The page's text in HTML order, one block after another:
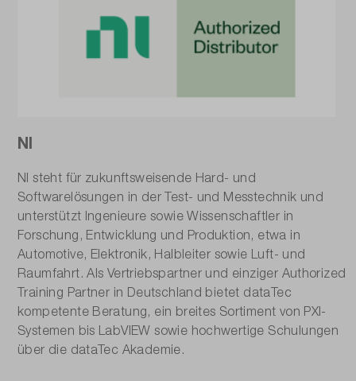
NI
NI steht für zukunftsweisende Hard- und
Softwarelösungen in der Test- und Messtechnik und
unterstützt Ingenieure sowie Wissenschaftler in
Forschung, Entwicklung und Produktion, etwa in
Automotive, Elektronik, Halbleiter sowie Luft- und
Raumfahrt. Als Vertriebspartner und einziger Authorized
Training Partner in Deutschland bietet dataTec
kompetente Beratung, ein breites Sortiment von PXI-
Systemen bis LabVIEW sowie hochwertige Schulungen
über die dataTec Akademie.